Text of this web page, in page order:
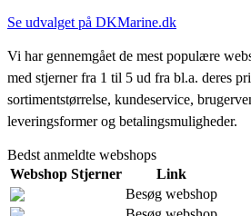
Se udvalget på DKMarine.dk
Vi har gennemgået de mest populære
med stjerner fra 1 til 5 ud fra bl.a. deres
sortimentstørrelse, kundeservice,
leveringsformer og betalingsmuligheder.
Bedst anmeldte webshops
Webshop Stjerner
Link
Besøg webshop